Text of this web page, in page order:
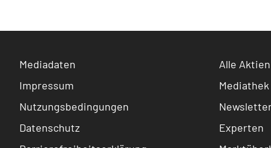
Mediadaten
Impressum
Nutzungsbedingungen
Datenschutz
Alle Aktien
Mediathek
Experten